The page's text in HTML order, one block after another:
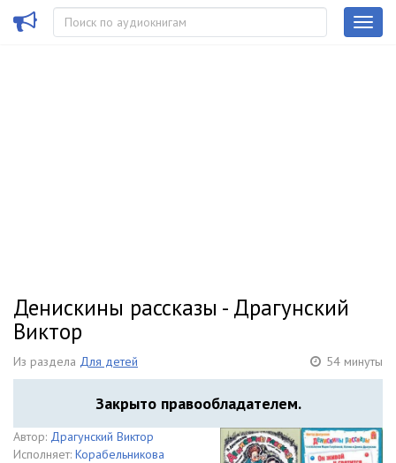
Денискины рассказы - Драгунский
Виктор
Из раздела Для детей 54 минуты
Закрыто правообладателем.
Автор: Драгунский Виктор
Исполняет: Корабельникова